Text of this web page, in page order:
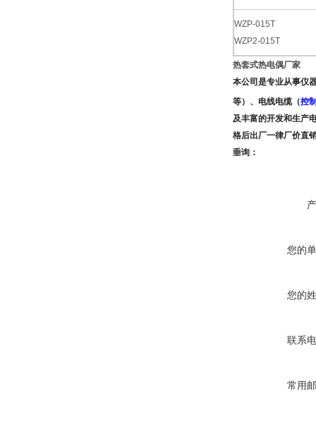
WZP-015T
WZP2-015T
热套式热电偶厂家
本公司是专业从事仪
等）、电线电缆（控
及丰富的开发和生产
格后出厂一律厂价直
垂询：
您的
您的
联系
常用